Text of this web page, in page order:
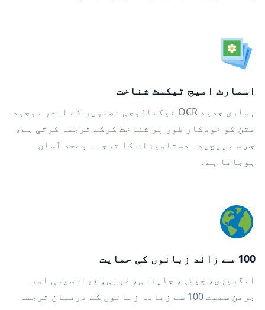
اسمارٹ امیج ٹیکسٹ شناخت
ہماری جدید OCR ٹیکنالوجی تصاویر کے اندر موجود
متن کو خودکار طور پر شناخت کرکے ترجمہ کرتی ہے،
جس سے پیچیدہ دستاویزات کا ترجمہ بےحد آسان
ہوجاتا ہے۔
100 سے زائد زبانوں کی حمایت
انگریزی، چینی، جاپانی، عربی، فرانسیسی اور
جرمن سمیت 100 سے زیادہ زبانوں کے درمیان ترجمہ